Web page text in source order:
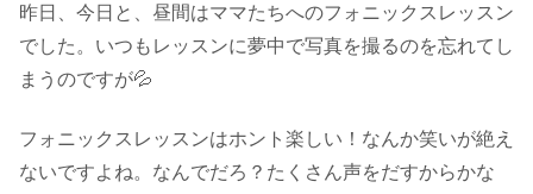
昨日、今日と、昼間はママたちへのフォニックスレッスン
でした。いつもレッスンに夢中で写真を撮るのを忘れてし
まうのですが💦
フォニックスレッスンはホント楽しい！なんか笑いが絶え
ないですよね。なんでだろ？たくさん声をだすからかな